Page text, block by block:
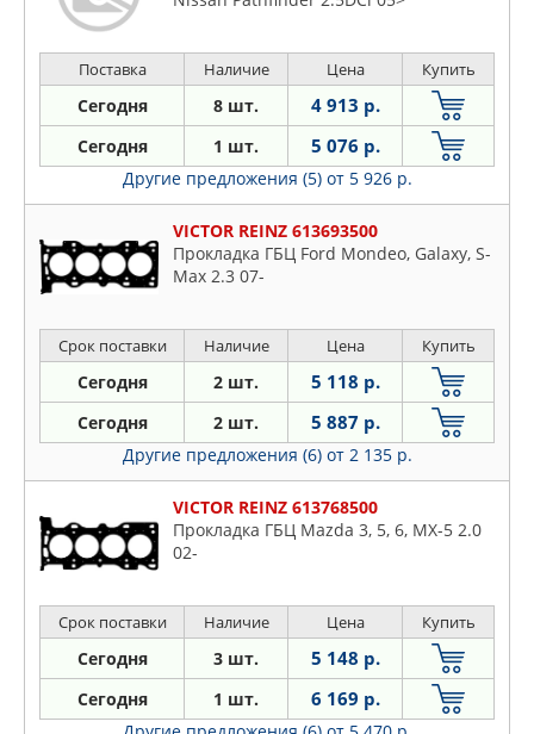
Поставка Наличие Цена Купить
Сегодня 8 шт. 4 913 р.
Сегодня 1 шт. 5 076 р.
Другие предложения (5) от 5 926 р.
VICTOR REINZ 613693500
Прокладка ГБЦ Ford Mondeo, Galaxy, S-
Max 2.3 07-
Срок поставки Наличие Цена Купить
Сегодня 2 шт. 5 118 р.
Сегодня 2 шт. 5 887 р.
Другие предложения (6) от 2 135 р.
VICTOR REINZ 613768500
Прокладка ГБЦ Mazda 3, 5, 6, MX-5 2.0
02-
Срок поставки Наличие Цена Купить
Сегодня 3 шт. 5 148 р.
Сегодня 1 шт. 6 169 р.